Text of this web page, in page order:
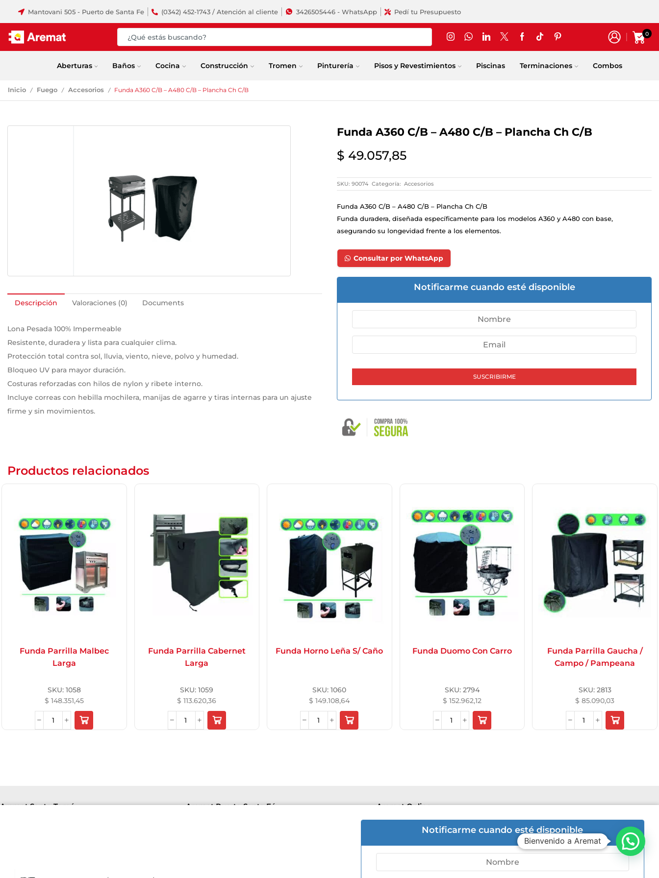
Mantovani 505 - Puerto de Santa Fe (0342) 452-1743 / Atención al cliente 3426505446 - WhatsApp Pedí tu Presupuesto
0
Aberturas Baños Cocina Construcción Tromen Pinturería Pisos y Revestimientos Piscinas Terminaciones Combos
Inicio / Fuego / Accesorios / Funda A360 C/B – A480 C/B – Plancha Ch C/B
Descripción Valoraciones (0) Documents
Lona Pesada 100% Impermeable
Resistente, duradera y lista para cualquier clima.
Protección total contra sol, lluvia, viento, nieve, polvo y humedad.
Bloqueo UV para mayor duración.
Costuras reforzadas con hilos de nylon y ribete interno.
Incluye correas con hebilla mochilera, manijas de agarre y tiras internas para un ajuste
firme y sin movimientos.
Funda A360 C/B – A480 C/B – Plancha Ch C/B
$ 49.057,85
SKU: 90074 Categoría: Accesorios
Funda A360 C/B – A480 C/B – Plancha Ch C/B
Funda duradera, diseñada específicamente para los modelos A360 y A480 con base,
asegurando su longevidad frente a los elementos.
Consultar por WhatsApp
Notificarme cuando esté disponible
Productos relacionados
Funda Parrilla Malbec
Larga
SKU: 1058
$ 148.351,45
Funda Parrilla Cabernet
Larga
SKU:1059
$ 113.620,36
Funda Horno Leña S/ Caño
SKU:1060
$ 149.108,64
Funda Duomo Con Carro
SKU:2794
$ 152.962,12
Funda Parrilla Gaucha /
Campo / Pampeana
SKU: 2813
$ 85.090,03
Aremat Santo Tomé
Aremat Puerto Santa Fé
Aremat Online
Lu-Vie 8hs a 16hs | Sab 8hs a 12hs.
+54 9 3426 50-5446
Notificarme cuando esté disponible
Bienvenido a Aremat